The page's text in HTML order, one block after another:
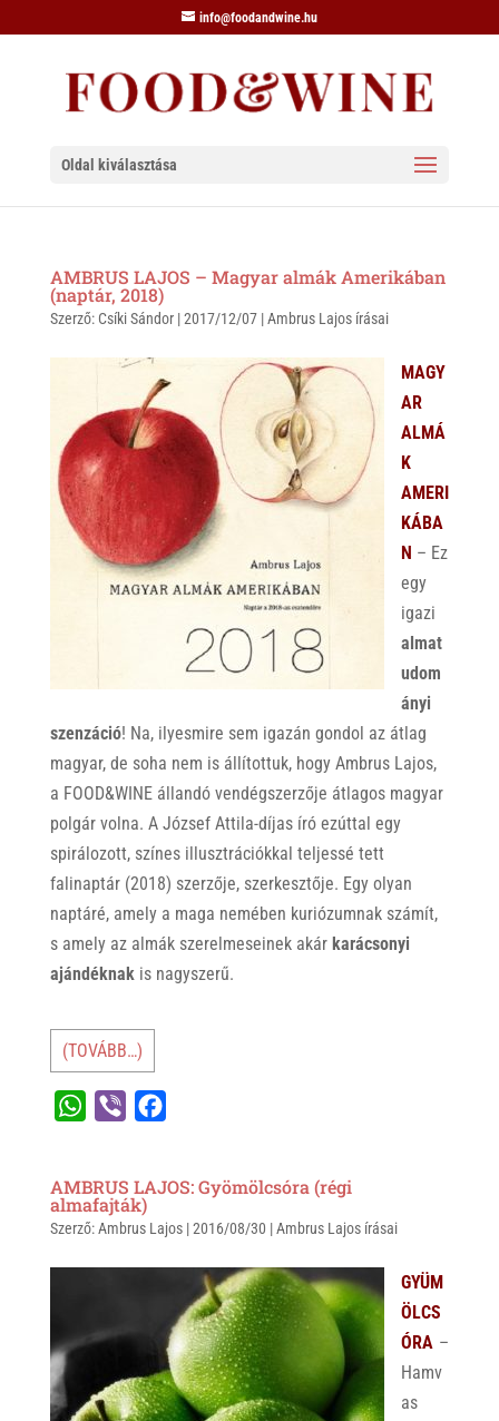
info@foodandwine.hu
Oldal kiválasztása
AMBRUS LAJOS – Magyar almák Amerikában
(naptár, 2018)
Szerző: Csíki Sándor|2017/12/07|Ambrus Lajos írásai
MAGY
AR
ALMÁ
K
AMERI
KÁBA
N – Ez
egy
igazi
almat
udom
ányi
szenzáció! Na, ilyesmire sem igazán gondol az átlag
magyar, de soha nem is állítottuk, hogy Ambrus Lajos,
a FOOD&WINE állandó vendégszerzője átlagos magyar
polgár volna. A József Attila-díjas író ezúttal egy
spirálozott, színes illusztrációkkal teljessé tett
falinaptár (2018) szerzője, szerkesztője. Egy olyan
naptáré, amely a maga nemében kuriózumnak számít,
s amely az almák szerelmeseinek akár karácsonyi
ajándéknakis nagyszerű.
(TOVÁBB…)
t
s
e
r
e
b
k
AMBRUS LAJOS: Gyömölcsóra (régi
almafajták)
Szerző:Ambrus Lajos|2016/08/30 |Ambrus Lajos írásai
GYÜM
ÖLCS
ÓRA –
Hamv
as